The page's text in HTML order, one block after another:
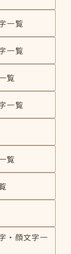
一覧
一覧
覧
一覧
覧
・顔文字一